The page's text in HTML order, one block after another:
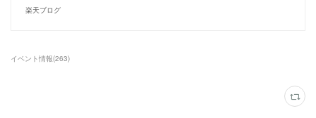
楽天ブログ
イベント情報(263)